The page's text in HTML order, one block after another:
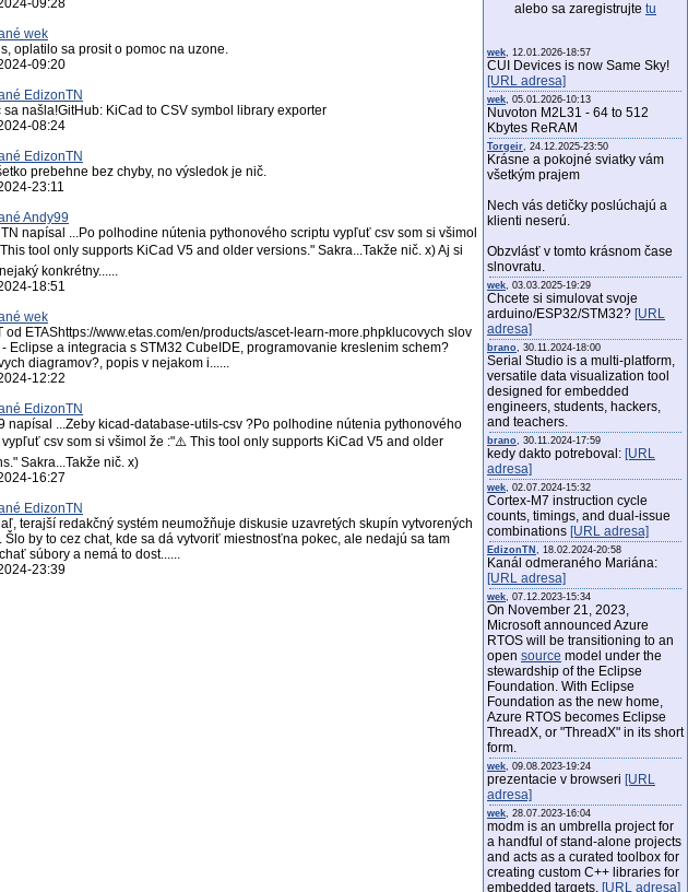
09:28
wek
oplatilo sa prosit o pomoc na uzone.
09:20
EdizonTN
sa našla!GitHub: KiCad to CSV symbol library exporter
08:24
EdizonTN
prebehne bez chyby, no výsledok je nič.
23:11
Andy99
napísal ...Po polhodine nútenia pythonového scriptu vypľuť csv som si všimol
tool only supports KiCad V5 and older versions." Sakra...Takže nič. x) Aj si
konkrétny......
18:51
wek
od ETAShttps://www.etas.com/en/products/ascet-learn-more.phpklucovych slov
Eclipse a integracia s STM32 CubeIDE, programovanie kreslenim schem?
diagramov?, popis v nejakom i......
12:22
EdizonTN
napísal ...Zeby kicad-database-utils-csv ?Po polhodine nútenia pythonového
csv som si všimol že :"⚠️ This tool only supports KiCad V5 and older
Sakra...Takže nič. x)
16:27
EdizonTN
terajší redakčný systém neumožňuje diskusie uzavretých skupín vytvorených
Šlo by to cez chat, kde sa dá vytvoriť miestnosťna pokec, ale nedajú sa tam
súbory a nemá to dost......
23:39
alebo sa zaregistrujte tu
wek, 12.01.2026-18:57
CUI Devices is now Same Sky!
[URL adresa]
wek, 05.01.2026-10:13
Nuvoton M2L31 - 64 to 512
Kbytes ReRAM
Torgeir, 24.12.2025-23:50
Krásne a pokojné sviatky vám
všetkým prajem
Nech vás detičky poslúchajú a
klienti neserú.
Obzvlásť v tomto krásnom čase
slnovratu.
wek, 03.03.2025-19:29
Chcete si simulovat svoje
arduino/ESP32/STM32? [URL
adresa]
brano, 30.11.2024-18:00
Serial Studio is a multi-platform,
versatile data visualization tool
designed for embedded
engineers, students, hackers,
and teachers.
brano, 30.11.2024-17:59
kedy dakto potreboval: [URL
adresa]
wek, 02.07.2024-15:32
Cortex-M7 instruction cycle
counts, timings, and dual-issue
combinations [URL adresa]
EdizonTN , 18.02.2024-20:58
Kanál odmeraného Mariána:
[URL adresa]
wek, 07.12.2023-15:34
On November 21, 2023,
Microsoft announced Azure
RTOS will be transitioning to an
open source model under the
stewardship of the Eclipse
Foundation. With Eclipse
Foundation as the new home,
Azure RTOS becomes Eclipse
ThreadX, or "ThreadX" in its short
form.
wek, 09.08.2023-19:24
prezentacie v browseri [URL
adresa]
wek, 28.07.2023-16:04
modm is an umbrella project for
a handful of stand-alone projects
and acts as a curated toolbox for
creating custom C++ libraries for
embedded targets. [URL adresa]